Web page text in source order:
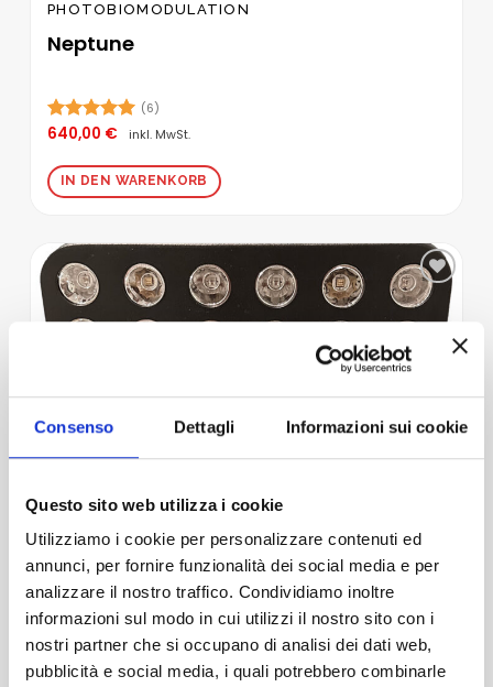
Consenso Dettagli Informazioni sui cookie
Questo sito web utilizza i cookie
Utilizziamo i cookie per personalizzare contenuti ed
annunci, per fornire funzionalità dei social media e per
analizzare il nostro traffico. Condividiamo inoltre
informazioni sul modo in cui utilizzi il nostro sito con i
nostri partner che si occupano di analisi dei dati web,
pubblicità e social media, i quali potrebbero combinarle
PHOTOBIOMODULATION
Neptune
Bewertet
von 5
(6)
640,00 € inkl. MwSt.
IN DEN WARENKORB
Zur
Wunschliste